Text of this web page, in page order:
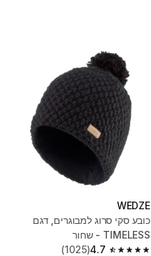
WEDZE
כובע סקי סרוג למבוגרים, דגם
TIMELESS - שחור
4.7
(1025)